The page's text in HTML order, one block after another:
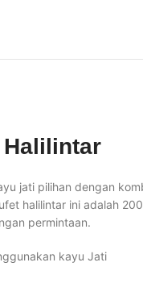
jati pilihan dengan
halilintar ini adalah
permintaan.
kayu Jati